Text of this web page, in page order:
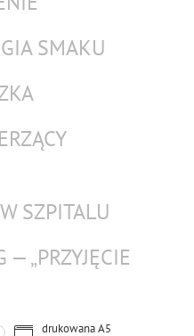
SMAKU
SZPITALU
„PRZYJĘCIE
drukowanaA5